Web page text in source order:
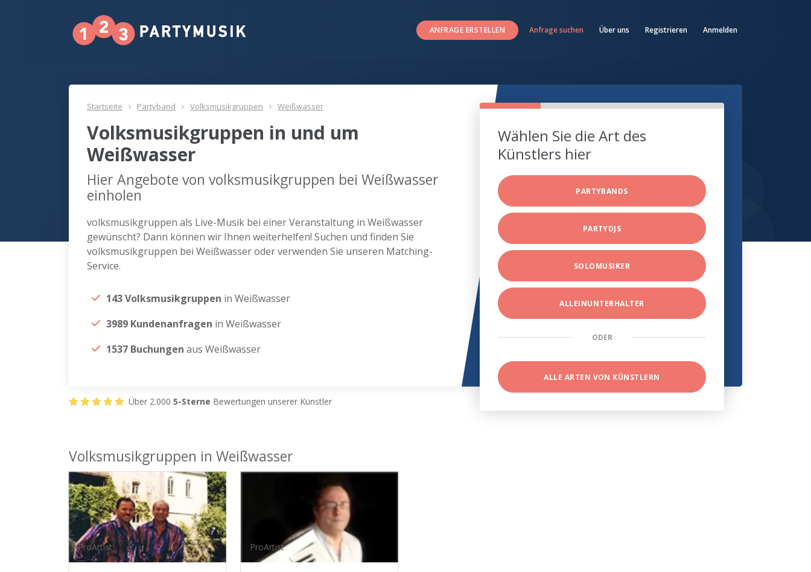
ANFRAGE ERSTELLEN Anfrage suchen Über uns Registrieren Anmelden
Startseite Partyband Volksmusikgruppen Weißwasser
Volksmusikgruppen in und um
Weißwasser
Hier Angebote von volksmusikgruppen bei Weißwasser
einholen
volksmusikgruppen als Live-Musik bei einer Veranstaltung in Weißwasser
gewünscht? Dann können wir Ihnen weiterhelfen! Suchen und finden Sie
volksmusikgruppen bei Weißwasser oder verwenden Sie unseren Matching-
Service.
143 Volksmusikgruppen in Weißwasser
3989 Kundenanfragen in Weißwasser
1537 Buchungen aus Weißwasser
Wählen Sie die Art des
Künstlers hier
PARTYBANDS
PARTYDJS
SOLOMUSIKER
ALLEINUNTERHALTER
ODER
ALLE ARTEN VON KÜNSTLERN
Über 2.000 5-Sterne Bewertungen unserer Künstler
Volksmusikgruppen in Weißwasser
ProArtist ProArtist